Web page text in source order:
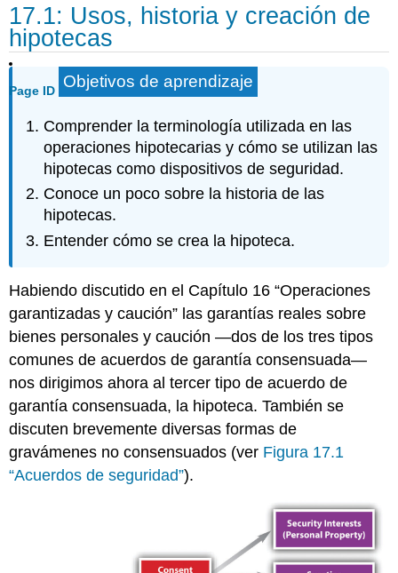
17.1: Usos, historia y creación de
hipotecas
Page ID Objetivos de aprendizaje
Comprender la terminología utilizada en las
operaciones hipotecarias y cómo se utilizan las
hipotecas como dispositivos de seguridad.
Conoce un poco sobre la historia de las
hipotecas.
Entender cómo se crea la hipoteca.
Habiendo discutido en el Capítulo 16 “Operaciones
garantizadas y caución” las garantías reales sobre
bienes personales y caución —dos de los tres tipos
comunes de acuerdos de garantía consensuada—
nos dirigimos ahora al tercer tipo de acuerdo de
garantía consensuada, la hipoteca. También se
discuten brevemente diversas formas de
gravámenes no consensuados (ver Figura 17.1
“Acuerdos de seguridad”).